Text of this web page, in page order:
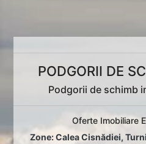
PODGORII DE
Podgorii de schimb
Oferte Imobiliare
Zone:Calea Cisnădiei,